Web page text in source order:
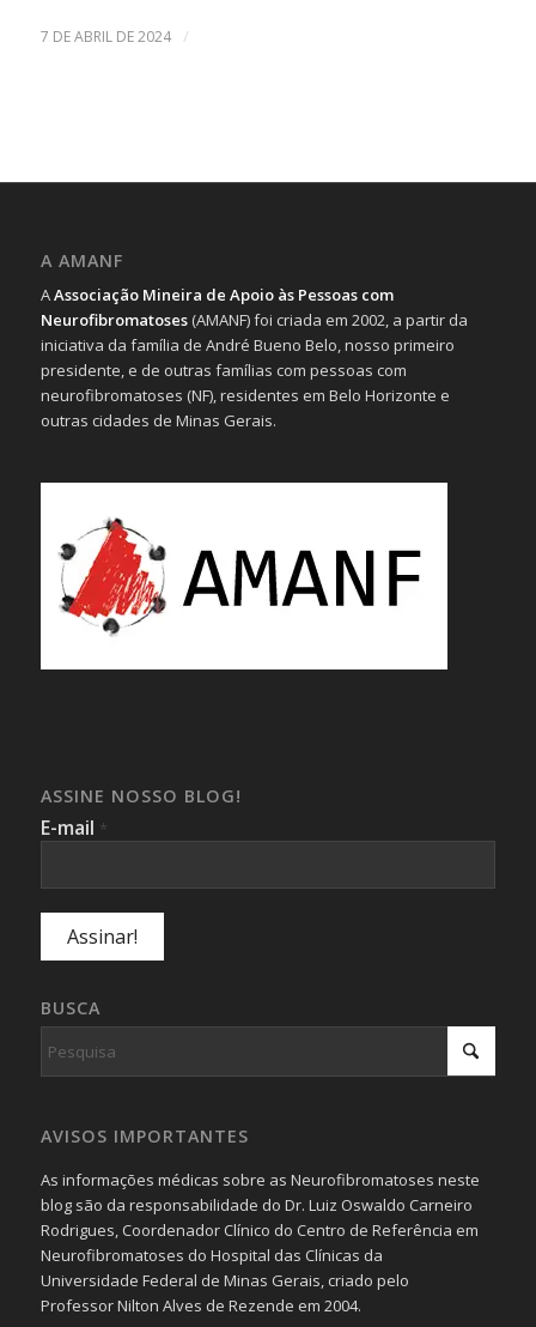
7 DE ABRIL DE 2024 /
A AMANF
AAssociação Mineira de Apoio às Pessoas com
Neurofibromatoses(AMANF) foi criada em 2002, a partir da
iniciativa da família de André Bueno Belo, nosso primeiro
presidente, e de outras famílias com pessoas com
neurofibromatoses (NF), residentes em Belo Horizonte e
outras cidades de Minas Gerais.
ASSINE NOSSO BLOG!
E-mail *
BUSCA
AVISOS IMPORTANTES
As informações médicas sobre as Neurofibromatoses neste
blog são da responsabilidade do Dr. Luiz Oswaldo Carneiro
Rodrigues, Coordenador Clínico do Centro de Referência em
Neurofibromatoses do Hospital das Clínicas da
Universidade Federal de Minas Gerais, criado pelo
Professor Nilton Alves de Rezende em 2004.